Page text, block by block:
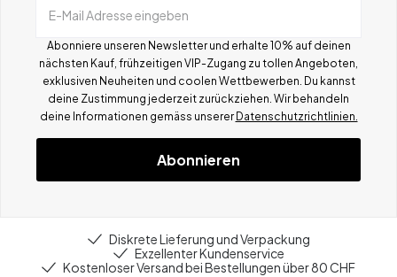
E-Mail Adresse eingeben
Abonniere unseren Newsletter und erhalte 10% auf deinen
nächsten Kauf, frühzeitigen VIP-Zugang zu tollen Angeboten,
exklusiven Neuheiten und coolen Wettbewerben. Du kannst
deine Zustimmung jederzeit zurückziehen. Wir behandeln
deine Informationen gemäss unserer Datenschutzrichtlinien.
Abonnieren
Diskrete Lieferung und Verpackung
Exzellenter Kundenservice
Kostenloser Versand bei Bestellungen über 80 CHF